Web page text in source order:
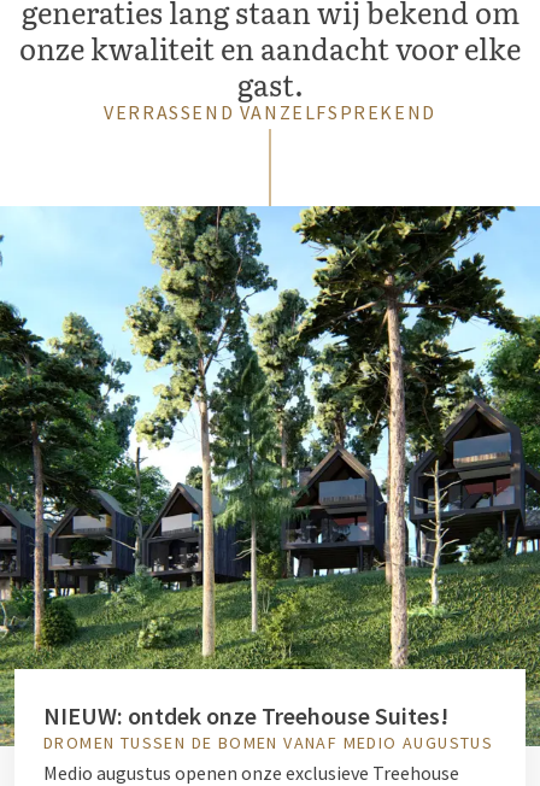
generaties lang staan wij bekend om
onze kwaliteit en aandacht voor elke
gast.
VERRASSEND VANZELFSPREKEND
NIEUW: ontdek onze Treehouse Suites!
DROMEN TUSSEN DE BOMEN VANAF MEDIO AUGUSTUS
Medio augustus openen onze exclusieve Treehouse